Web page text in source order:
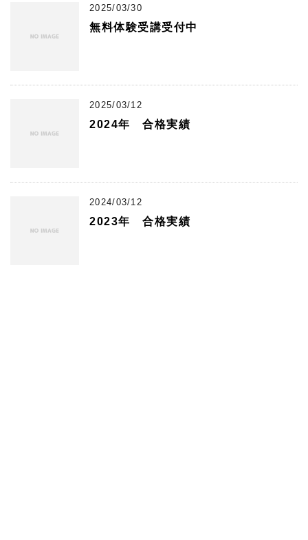
2025/03/30
無料体験受講受付中
2025/03/12
2024年 合格実績
2024/03/12
2023年 合格実績